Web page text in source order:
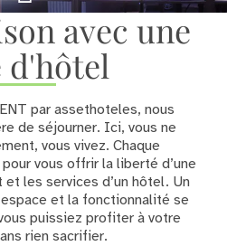
avec une
d'hôtel
par assethoteles, nous
de séjourner. Ici, vous ne
vous vivez. Chaque
vous offrir la liberté d’une
les services d’un hôtel. Un
et la fonctionnalité se
puissiez profiter à votre
rien sacrifier.